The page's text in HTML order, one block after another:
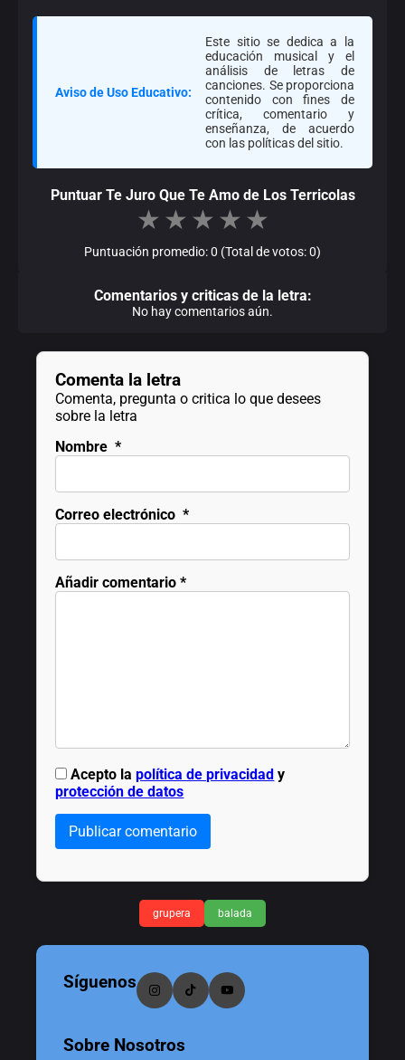
Aviso de Uso Educativo:
Este sitio se dedica a la
educación musical y el
análisis de letras de
canciones. Se proporciona
contenido con fines de
crítica, comentario y
enseñanza, de acuerdo
con las políticas del sitio.
Puntuar Te Juro Que Te Amo de Los Terricolas
★ ★ ★ ★ ★
Puntuación promedio: 0 (Total de votos: 0)
Comentarios y criticas de la letra:
No hay comentarios aún.
Comenta la letra
Comenta, pregunta o critica lo que desees
sobre la letra
Nombre *
Correo electrónico *
Añadir comentario *
Acepto lapolítica de privacidad y
protección de datos
Publicar comentario
grupera balada
Síguenos
Sobre Nosotros